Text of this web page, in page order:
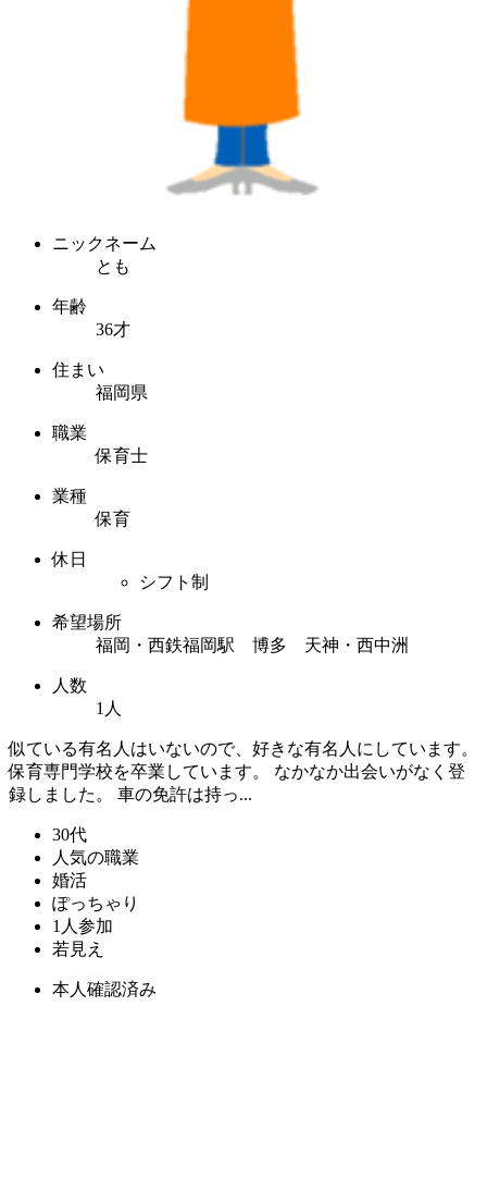
ニックネーム
とも
年齢
36才
住まい
福岡県
職業
保育士
業種
保育
休日
シフト制
希望場所
福岡・西鉄福岡駅 博多 天神・西中洲
人数
1人
似ている有名人はいないので、好きな有名人にしています。
保育専門学校を卒業しています。 なかなか出会いがなく登
録しました。 車の免許は持っ...
30代
人気の職業
婚活
ぽっちゃり
1人参加
若見え
本人確認済み